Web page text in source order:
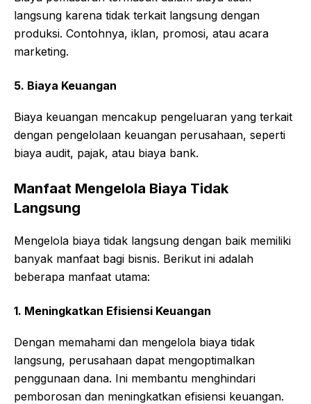
langsung karena tidak terkait langsung dengan
produksi. Contohnya, iklan, promosi, atau acara
marketing.
5. Biaya Keuangan
Biaya keuangan mencakup pengeluaran yang terkait
dengan pengelolaan keuangan perusahaan, seperti
biaya audit, pajak, atau biaya bank.
Manfaat Mengelola Biaya Tidak
Langsung
Mengelola biaya tidak langsung dengan baik memiliki
banyak manfaat bagi bisnis. Berikut ini adalah
beberapa manfaat utama:
1. Meningkatkan Efisiensi Keuangan
Dengan memahami dan mengelola biaya tidak
langsung, perusahaan dapat mengoptimalkan
penggunaan dana. Ini membantu menghindari
pemborosan dan meningkatkan efisiensi keuangan.